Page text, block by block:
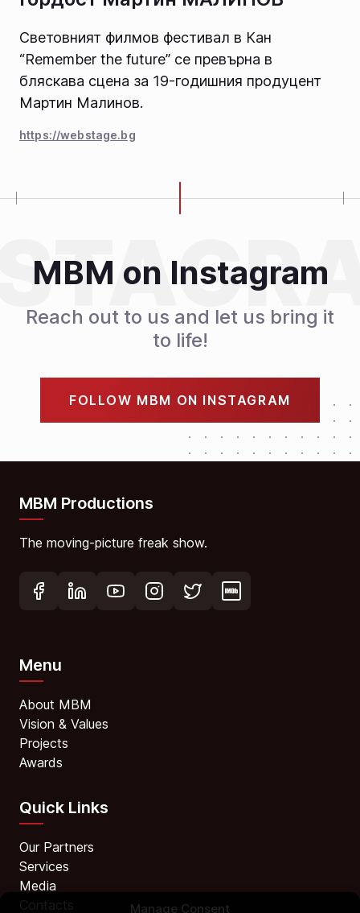
Manage Consent
Световният филмов фестивал в Кан
“Remember the future” се превърна в
бляскава сцена за 19-годишния продуцент
Мартин Малинов.
https://webstage.bg
MBM on Instagram
Reach out to us and let us bring it
to life!
FOLLOW MBM ON INSTAGRAM
MBM Productions
The moving-picture freak show.
Menu
About MBM
Vision & Values
Projects
Awards
Quick Links
Our Partners
Services
Media
Contacts